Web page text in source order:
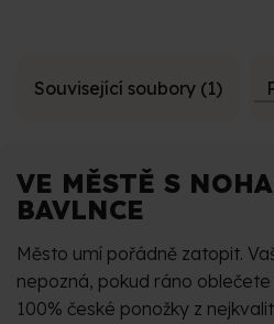
Související soubory (1)
VE MĚSTĚ S
BAVLNCE
Město umí pořádně zatopit.
nepozná, pokud ráno
100% české ponožky z